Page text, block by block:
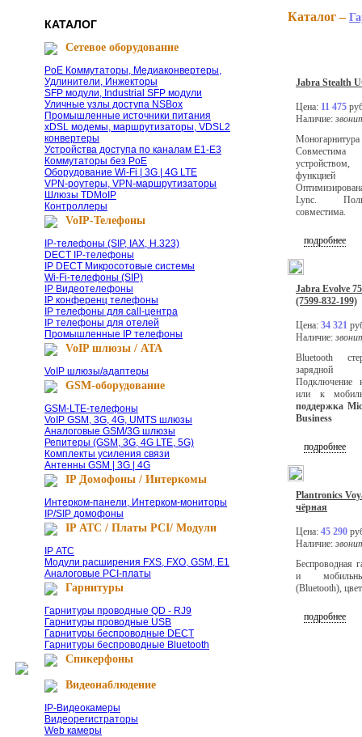
КАТАЛОГ
Сетевое оборудование
PoE Коммутаторы, Медиаконвертеры,
Удлинители, Инжекторы
SFP модули, Industrial SFP модули
Уличные узлы доступа NSBox
Промышленные источники питания
xDSL модемы, маршрутизаторы, VDSL2
конвертеры
Устройства доступа по каналам E1-E3
Коммутаторы без PoE
Оборудование Wi-Fi | 3G | 4G LTE
VPN-роутеры, VPN-маршрутизаторы
Шлюзы TDMoIP
Контроллеры
VoIP-Телефоны
IP-телефоны (SIP, IAX, H.323)
DECT IP-телефоны
IP DECT Микросотовые системы
Wi-Fi-телефоны (SIP)
IP Видеотелефоны
IP конференц телефоны
IP телефоны для call-центра
IP телефоны для отелей
Промышленные IP телефоны
VoIP шлюзы / ATA
VoIP шлюзы/адаптеры
GSM-оборудование
GSM-LTE-телефоны
VoIP GSM, 3G, 4G, UMTS шлюзы
Аналоговые GSM/3G шлюзы
Репитеры (GSM, 3G, 4G LTE, 5G)
Комплекты усиления связи
Антенны GSM | 3G | 4G
IP Домофоны / Интеркомы
Интерком-панели, Интерком-мониторы
IP/SIP домофоны
IP АТС / Платы PCI/ Модули
IP АТС
Модули расширения FXS, FXO, GSM, E1
Аналоговые PCI-платы
Гарнитуры
Гарнитуры проводные QD - RJ9
Гарнитуры проводные USB
Гарнитуры беспроводные DECT
Гарнитуры беспроводные Bluetooth
Спикерфоны
Видеонаблюдение
IP-Видеокамеры
Видеорегистраторы
Web камеры
Каталог –
Jabra Stealth
Цена: 11 475
Наличие:
Lync.
совместима.
подробнее
Jabra Evolve
(7599-832-199)
Цена: 34 321
Наличие:
Bluetooth
зарядной
или к
поддержка
Business
подробнее
Plantronics
чёрная
Цена: 45 290
Наличие:
Беспроводная
и
(Bluetooth),
подробнее